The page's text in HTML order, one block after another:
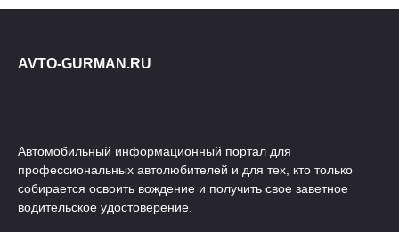
AVTO-GURMAN.RU
Автомобильный информационный портал для
профессиональных автолюбителей и для тех, кто только
собирается освоить вождение и получить свое заветное
водительское удостоверение.